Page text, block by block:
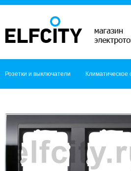
Розетки и выключатели Климатическое